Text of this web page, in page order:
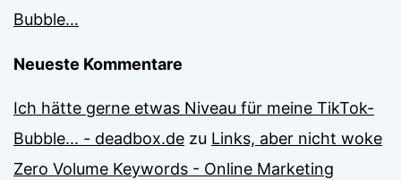
Bubble…
Neueste Kommentare
Ich hätte gerne etwas Niveau für meine TikTok-
Bubble... - deadbox.de zu Links, aber nicht woke
Zero Volume Keywords - Online Marketing